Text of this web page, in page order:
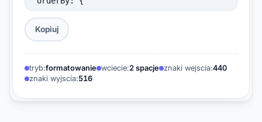
  }) {
    totalCount nodes {
      id title url createdAt author {
        login
      }
Kopiuj
tryb:formatowanie wciecie:2 spacje znaki wejscia:440
znaki wyjscia:516